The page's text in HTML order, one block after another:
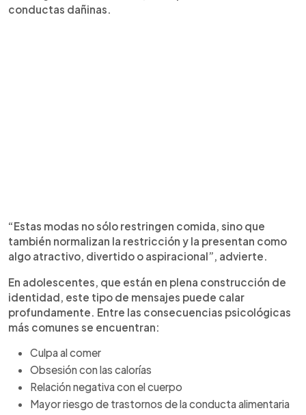
conductas dañinas.
“Estas modas no sólo restringen comida, sino que
también normalizan la restricción y la presentan como
algo atractivo, divertido o aspiracional”, advierte.
En adolescentes, que están en plena construcción de
identidad, este tipo de mensajes puede calar
profundamente. Entre las consecuencias psicológicas
más comunes se encuentran:
Culpa al comer
Obsesión con las calorías
Relación negativa con el cuerpo
Mayor riesgo de trastornos de la conducta alimentaria